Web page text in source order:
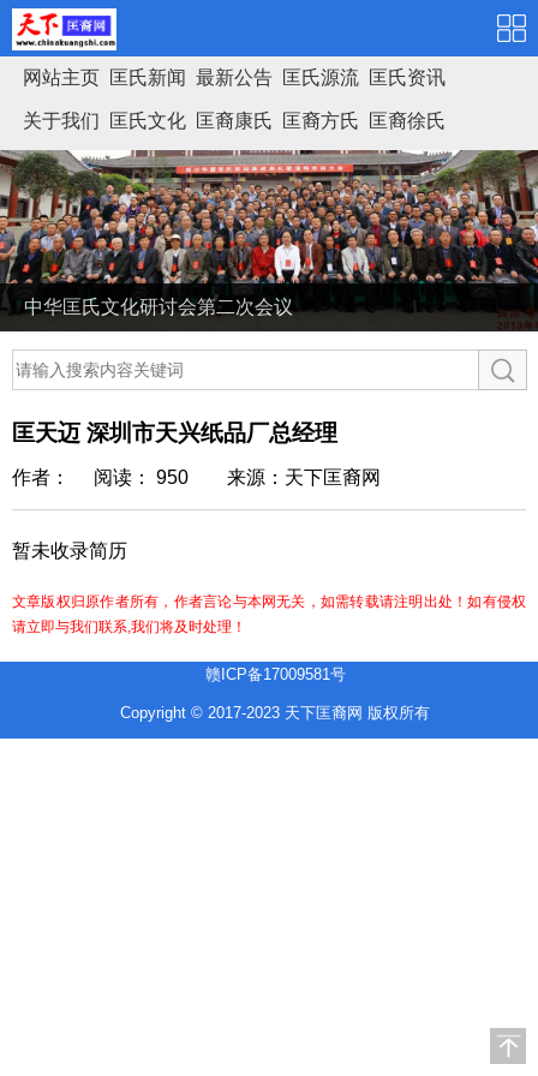
网站主页 匡氏新闻 最新公告 匡氏源流 匡氏资讯
关于我们 匡氏文化 匡裔康氏 匡裔方氏 匡裔徐氏
匡氏家谱
中华匡氏文化研讨会第二次会议
匡天迈 深圳市天兴纸品厂总经理
作者： 阅读： 950 来源：天下匡裔网
暂未收录简历
文章版权归原作者所有，作者言论与本网无关，如需转载请注明出处！如有侵权
请立即与我们联系,我们将及时处理！
赣ICP备17009581号
Copyright © 2017-2023 天下匡裔网 版权所有